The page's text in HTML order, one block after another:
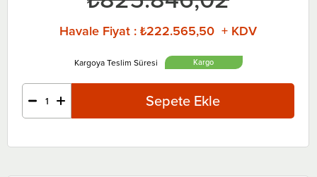
Havale Fiyat : ₺222.565,50 + KDV